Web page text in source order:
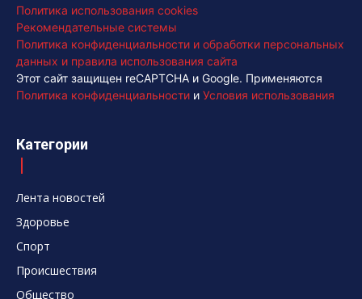
Политика использования cookies
Рекомендательные системы
Политика конфиденциальности и обработки персональных
данных и правила использования сайта
Этот сайт защищен reCAPTCHA и Google. Применяются
Политика конфиденциальности и Условия использования
Категории
Лента новостей
Здоровье
Спорт
Происшествия
Общество